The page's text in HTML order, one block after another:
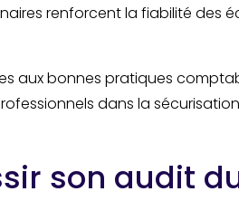
renforcent la fiabilité des
aux bonnes pratiques
dans la
son audit